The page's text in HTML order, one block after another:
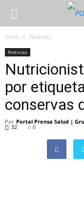
Inicio Noticias
Noticias
por
conservas
Por Portal Prensa Salud |
32 0